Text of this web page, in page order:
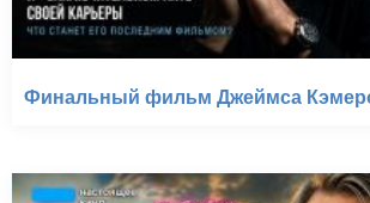
Финальный фильм Джеймса